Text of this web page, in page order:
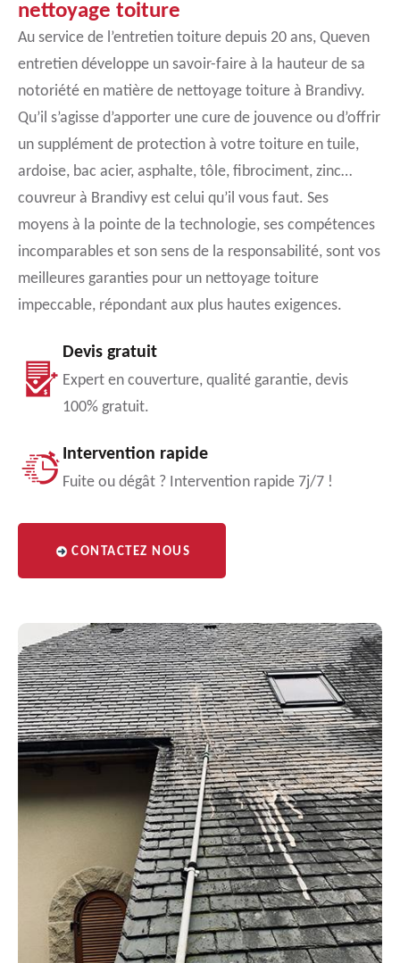
nettoyage toiture
Au service de l’entretien toiture depuis 20 ans, Queven
entretien développe un savoir-faire à la hauteur de sa
notoriété en matière de nettoyage toiture à Brandivy.
Qu’il s’agisse d’apporter une cure de jouvence ou d’offrir
un supplément de protection à votre toiture en tuile,
ardoise, bac acier, asphalte, tôle, fibrociment, zinc…
couvreur à Brandivy est celui qu’il vous faut. Ses
moyens à la pointe de la technologie, ses compétences
incomparables et son sens de la responsabilité, sont vos
meilleures garanties pour un nettoyage toiture
impeccable, répondant aux plus hautes exigences.
Devis gratuit
Expert en couverture, qualité garantie, devis
100% gratuit.
Intervention rapide
Fuite ou dégât ? Intervention rapide 7j/7 !
CONTACTEZ NOUS